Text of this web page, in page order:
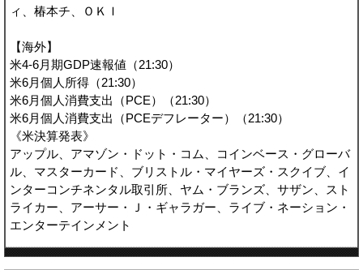
ィ、椿本チ、ＯＫＩ
【海外】
米4-6月期GDP速報値（21:30）
米6月個人所得（21:30）
米6月個人消費支出（PCE）（21:30）
米6月個人消費支出（PCEデフレーター）（21:30）
《米決算発表》
アップル、アマゾン・ドット・コム、コインベース・グローバ
ル、マスターカード、ブリストル・マイヤーズ・スクイブ、イ
ンターコンチネンタル取引所、ヤム・ブランズ、サザン、スト
ライカー、アーサー・Ｊ・ギャラガー、ライブ・ネーション・
エンターテインメント